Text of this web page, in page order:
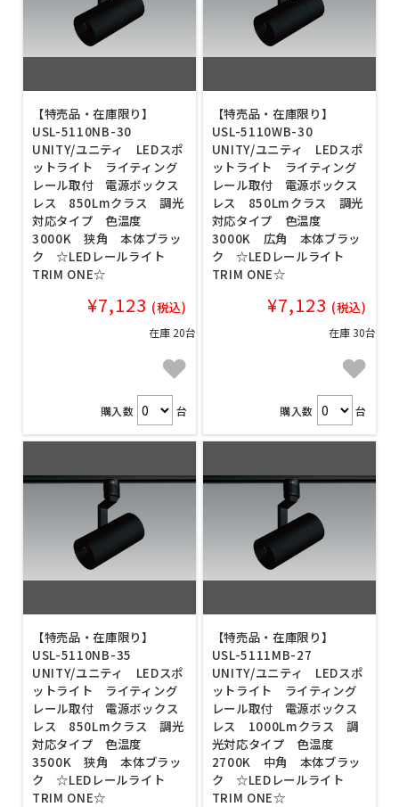
【特売品・在庫限り】
USL-5110NB-30
UNITY/ユニティ LEDスポ
ットライト ライティング
レール取付 電源ボックス
レス 850Lmクラス 調光
対応タイプ 色温度
3000K 狭角 本体ブラッ
ク ☆LEDレールライト
TRIM ONE☆
¥7,123 (税込)
在庫 20台
購入数 台
【特売品・在庫限り】
USL-5110WB-30
UNITY/ユニティ LEDスポ
ットライト ライティング
レール取付 電源ボックス
レス 850Lmクラス 調光
対応タイプ 色温度
3000K 広角 本体ブラッ
ク ☆LEDレールライト
TRIM ONE☆
¥7,123 (税込)
在庫 30台
購入数 台
【特売品・在庫限り】
USL-5110NB-35
UNITY/ユニティ LEDスポ
ットライト ライティング
レール取付 電源ボックス
レス 850Lmクラス 調光
対応タイプ 色温度
3500K 狭角 本体ブラッ
ク ☆LEDレールライト
TRIM ONE☆
【特売品・在庫限り】
USL-5111MB-27
UNITY/ユニティ LEDスポ
ットライト ライティング
レール取付 電源ボックス
レス 1000Lmクラス 調
光対応タイプ 色温度
2700K 中角 本体ブラッ
ク ☆LEDレールライト
TRIM ONE☆